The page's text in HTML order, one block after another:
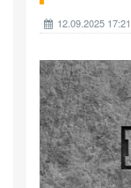
12.09.2025 17:21